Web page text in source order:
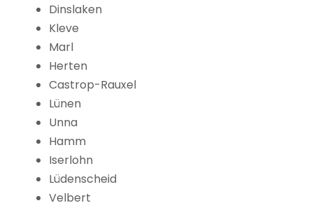
Dinslaken
Kleve
Marl
Herten
Castrop-Rauxel
Lünen
Unna
Hamm
Iserlohn
Lüdenscheid
Velbert